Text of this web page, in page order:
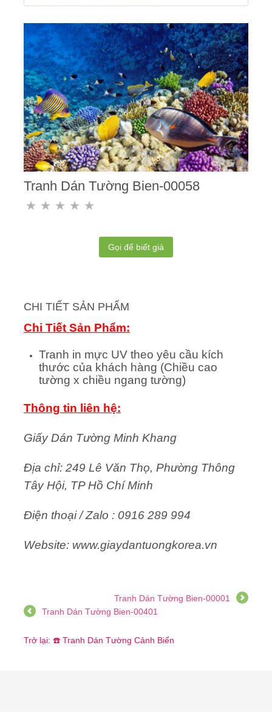
Tranh Dán Tường Bien-00058
Gọi để biết giá
CHI TIẾT SẢN PHẨM
Chi Tiết Sản Phẩm:
Tranh in mực UV theo yêu cầu kích
thước của khách hàng (Chiều cao
tường x chiều ngang tường)
Thông tin liên hệ:
Giấy Dán Tường Minh Khang
Địa chỉ: 249 Lê Văn Thọ, Phường Thông
Tây Hội, TP Hồ Chí Minh
Điện thoại / Zalo : 0916 289 994
Website: www.giaydantuongkorea.vn
Tranh Dán Tường Bien-00001
Tranh Dán Tường Bien-00401
Trở lại: ☎️ Tranh Dán Tường Cảnh Biển